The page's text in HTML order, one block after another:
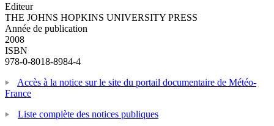
Editeur
THE JOHNS HOPKINS UNIVERSITY PRESS
Année de publication
2008
ISBN
978-0-8018-8984-4
Accès à la notice sur le site du portail documentaire de Météo-
France
Liste complète des notices publiques